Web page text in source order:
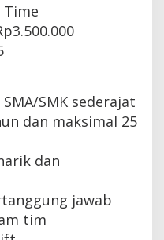
Time
3.500.000
SMK sederajat
dan maksimal 25
dan
jawab
tim